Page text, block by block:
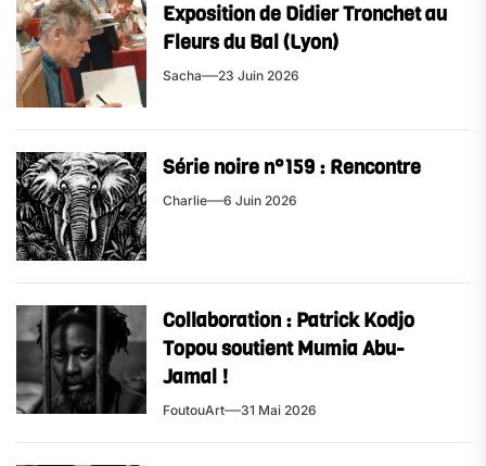
Exposition de Didier Tronchet au
Fleurs du Bal (Lyon)
Sacha 23 Juin 2026
Série noire n°159 : Rencontre
Charlie 6 Juin 2026
Collaboration : Patrick Kodjo
Topou soutient Mumia Abu-
Jamal !
FoutouArt 31 Mai 2026